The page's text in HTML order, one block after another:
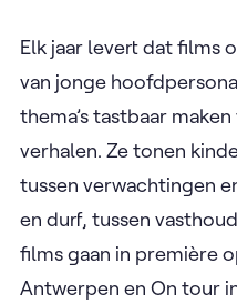
Elk jaar levert dat films
van jonge
thema’s tastbaar
verhalen. Ze tonen
tussen verwachtingen
en durf, tussen
films gaan in première
Antwerpen en On tour